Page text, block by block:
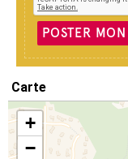
POSTER
Carte
+
−